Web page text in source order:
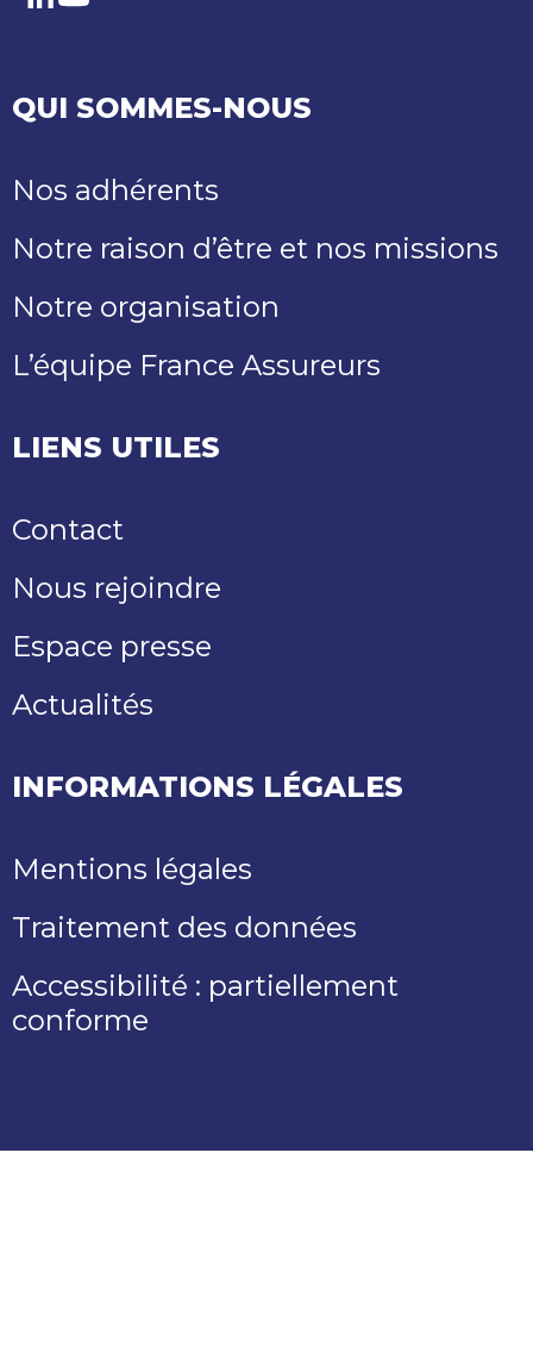
LinkedIn
Youtube
QUI SOMMES-NOUS
Nos adhérents
Notre raison d’être et nos missions
Notre organisation
L’équipe France Assureurs
LIENS UTILES
Contact
Nous rejoindre
Espace presse
Actualités
INFORMATIONS LÉGALES
Mentions légales
Traitement des données
Accessibilité : partiellement
conforme